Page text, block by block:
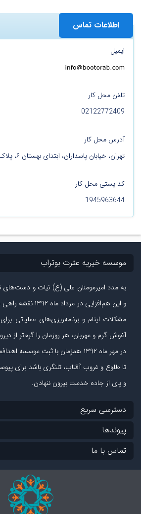
اطلاعات تماس
ایمیل
تلفن محل کار
02122772409
آدرس محل کار
تهران، خیابان پاسداران، ابتدای بهستان ۶، پلاک ۲، واحد ۴
کد پستی محل کار
1945963644
موسسه خیریه عترت بوتراب
به مدد امیرمومنان علی (ع) نیات و دست‏‌های
و این هم‌افزایی در
مشکلات ایتام و برنامه‌ریزی‏‌های عملیاتی
آغوش گرم و مهربان، هر روزمان را گرم‌تر از
در مهر ماه ۱۳۹۲ همزمان با ثبت موسسه
تا طلوع و غروب آفتاب، تلنگری باشد برای
و پای از جاده‏ خدمت بیرون ننهادن.
دسترسی سریع
پیوندها
تماس با ما